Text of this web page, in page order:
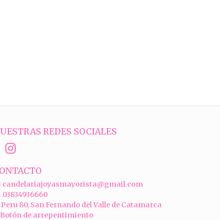
REDES SOCIALES
candelariajoyasmayorista@gmail.com
03834936660
Peru 80, San Fernando del Valle de Catamarca
de arrepentimiento